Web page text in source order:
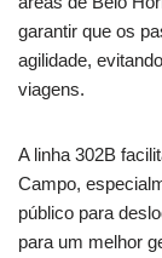
garantir que os
agilidade,
viagens.
A linha 302B
Campo,
público para
para um melhor